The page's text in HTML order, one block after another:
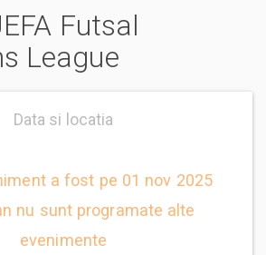
Futsal
League
Data si locatia
a fost pe 01 nov 2025
nu sunt programate alte
evenimente